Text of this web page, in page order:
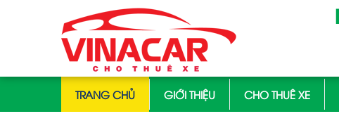
TRANG CHỦ GIỚI THIỆU CHO THUÊ XE